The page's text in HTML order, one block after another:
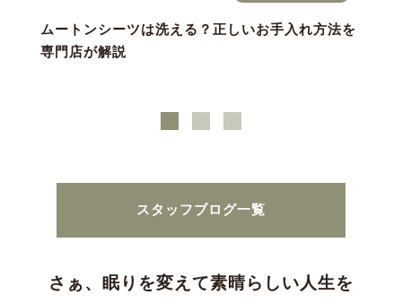
ムートンシーツは洗える？正しいお手入れ方法を
専門店が解説
スタッフブログ一覧
さぁ、眠りを変えて素晴らしい人生を